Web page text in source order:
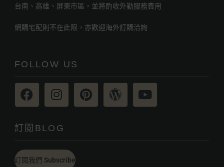
台南、高雄、屏東市區，並將酌收外勤服務費用
網購宅配則不在此限，亦歡迎海外訂購洽詢
FOLLOW US
訂閱BLOG
訂閱我們 Subscribe